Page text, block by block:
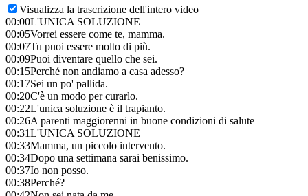
Visualizza la trascrizione dell'intero video
00:00L'UNICA SOLUZIONE
00:05Vorrei essere come te, mamma.
00:07Tu puoi essere molto di più.
00:09Puoi diventare quello che sei.
00:15Perché non andiamo a casa adesso?
00:17Sei un po' pallida.
00:20C'è un modo per curarlo.
00:22L'unica soluzione è il trapianto.
00:26A parenti maggiorenni in buone condizioni di salute
00:31L'UNICA SOLUZIONE
00:33Mamma, un piccolo intervento.
00:34Dopo una settimana sarai benissimo.
00:37Io non posso.
00:38Perché?